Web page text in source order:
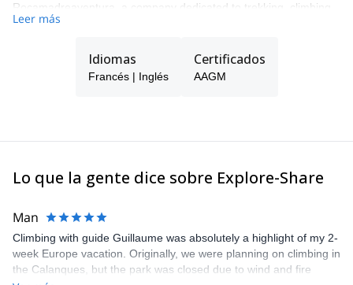
Rocamadreaventura, a company dedicated to trekking, climbing
in ice / rock, high mountain and skiing. Our company is composed
Leer más
Idiomas
Francés | Inglés
Certificados
AAGM
Lo que la gente dice sobre Explore-Share
Man
Climbing with guide Guillaume was absolutely a highlight of my 2-
week Europe vacation. Originally, we were planning on climbing in
the Calanques, but the park was closed due to wind and fire